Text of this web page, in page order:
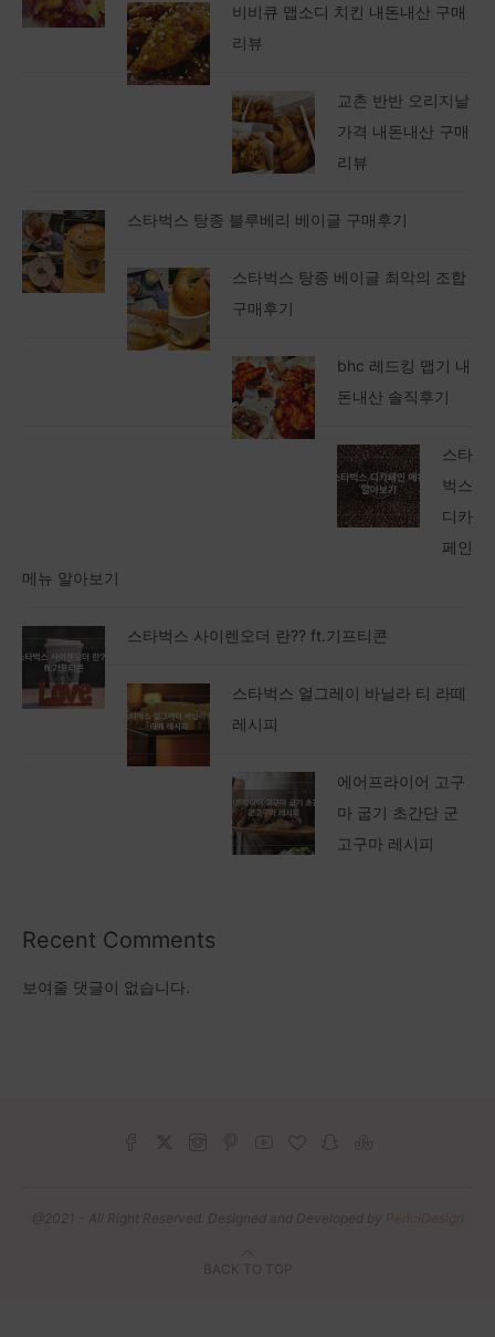
비비큐 맵소디 치킨 내돈내산 구매
리뷰
교촌 반반 오리지날
가격 내돈내산 구매
리뷰
스타벅스 탕종 블루베리 베이글 구매후기
스타벅스 탕종 베이글 최악의 조합
구매후기
bhc 레드킹 맵기 내
돈내산 솔직후기
스타
벅스
디카
페인
메뉴 알아보기
스타벅스 사이렌오더 란?? ft.기프티콘
스타벅스 얼그레이 바닐라 티 라떼
레시피
에어프라이어 고구
마 굽기 초간단 군
고구마 레시피
Recent Comments
보여줄 댓글이 없습니다.
@2021 - All Right Reserved. Designed and Developed by
BACK TO TOP